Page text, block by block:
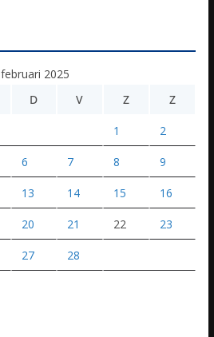
februari 2025
D V Z Z
1 2
6 7 8 9
13 14 15 16
20 21 22 23
27 28